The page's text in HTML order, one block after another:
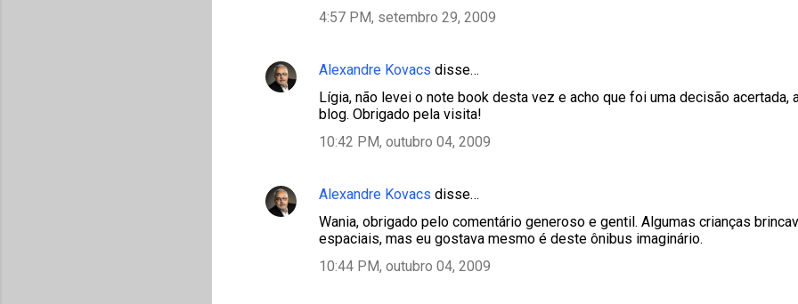
4:57 PM, setembro 29, 2009
Alexandre Kovacs disse…
Lígia, não levei o note book desta vez e acho que foi uma decisão acertada,
blog. Obrigado pela visita!
10:42 PM, outubro 04, 2009
Alexandre Kovacs disse…
Wania, obrigado pelo comentário generoso e gentil. Algumas crianças
espaciais, mas eu gostava mesmo é deste ônibus imaginário.
10:44 PM, outubro 04, 2009